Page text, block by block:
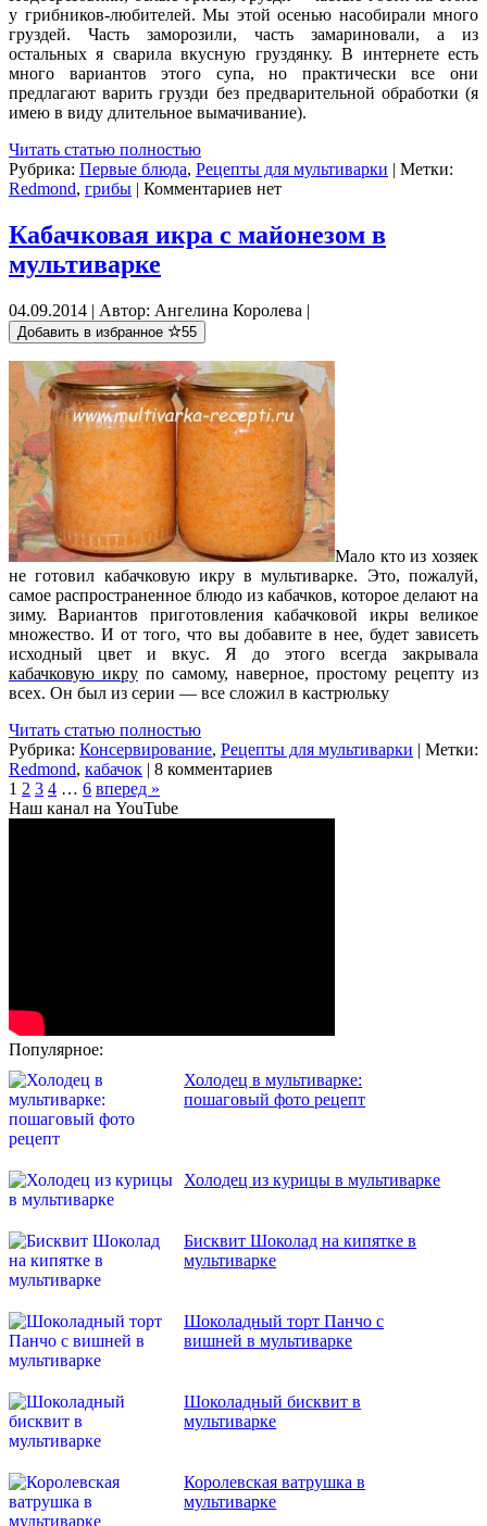
у грибников-любителей. Мы этой осенью насобирали много
груздей. Часть заморозили, часть замариновали, а из
остальных я сварила вкусную груздянку. В интернете есть
много вариантов этого супа, но практически все они
предлагают варить грузди без предварительной обработки (я
имею в виду длительное вымачивание).
Читать статью полностью
Рубрика: Первые блюда, Рецепты для мультиварки | Метки:
Redmond, грибы | Комментариев нет
Кабачковая икра с майонезом в
мультиварке
04.09.2014 | Автор: Ангелина Королева |
Добавить в избранное 55
Мало кто из хозяек
не готовил кабачковую икру в мультиварке. Это, пожалуй,
самое распространенное блюдо из кабачков, которое делают на
зиму. Вариантов приготовления кабачковой икры великое
множество. И от того, что вы добавите в нее, будет зависеть
исходный цвет и вкус. Я до этого всегда закрывала
кабачковую икру по самому, наверное, простому рецепту из
всех. Он был из серии — все сложил в кастрюльку
Читать статью полностью
Рубрика: Консервирование, Рецепты для мультиварки | Метки:
Redmond, кабачок | 8 комментариев
1 2 3 4 … 6 вперед »
Наш канал на YouTube
Популярное:
Холодец в мультиварке:
пошаговый фото рецепт
Холодец из курицы в мультиварке
Бисквит Шоколад на кипятке в
мультиварке
Шоколадный торт Панчо с
вишней в мультиварке
Шоколадный бисквит в
мультиварке
Королевская ватрушка в
мультиварке